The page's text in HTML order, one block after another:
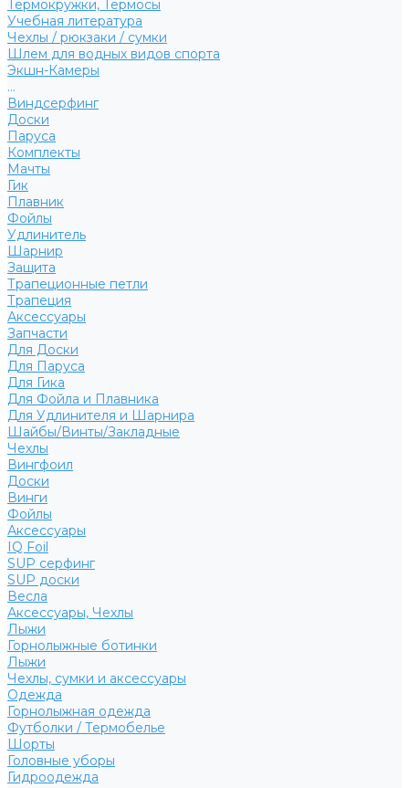
Термокружки, Термосы
Учебная литература
Чехлы / рюкзаки / сумки
Шлем для водных видов спорта
Экшн-Камеры
...
Виндсерфинг
Доски
Паруса
Комплекты
Мачты
Гик
Плавник
Фойлы
Удлинитель
Шарнир
Защита
Трапеционные петли
Трапеция
Аксессуары
Запчасти
Для Доски
Для Паруса
Для Гика
Для Фойла и Плавника
Для Удлинителя и Шарнира
Шайбы/Винты/Закладные
Чехлы
Вингфоил
Доски
Винги
Фойлы
Аксессуары
IQ Foil
SUP серфинг
SUP доски
Весла
Аксессуары, Чехлы
Лыжи
Горнолыжные ботинки
Лыжи
Чехлы, сумки и аксессуары
Одежда
Горнолыжная одежда
Футболки / Термобелье
Шорты
Головные уборы
Гидроодежда